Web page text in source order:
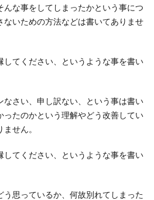
な事をしてしまったかという事につ
ないための方法などは書いてありませ
してください、というような事を書い
なさい、申し訳ない、という事は書い
ったのかという理解やどう改善してい
せん。
してください、というような事を書い
う思っているか、何故別れてしまった